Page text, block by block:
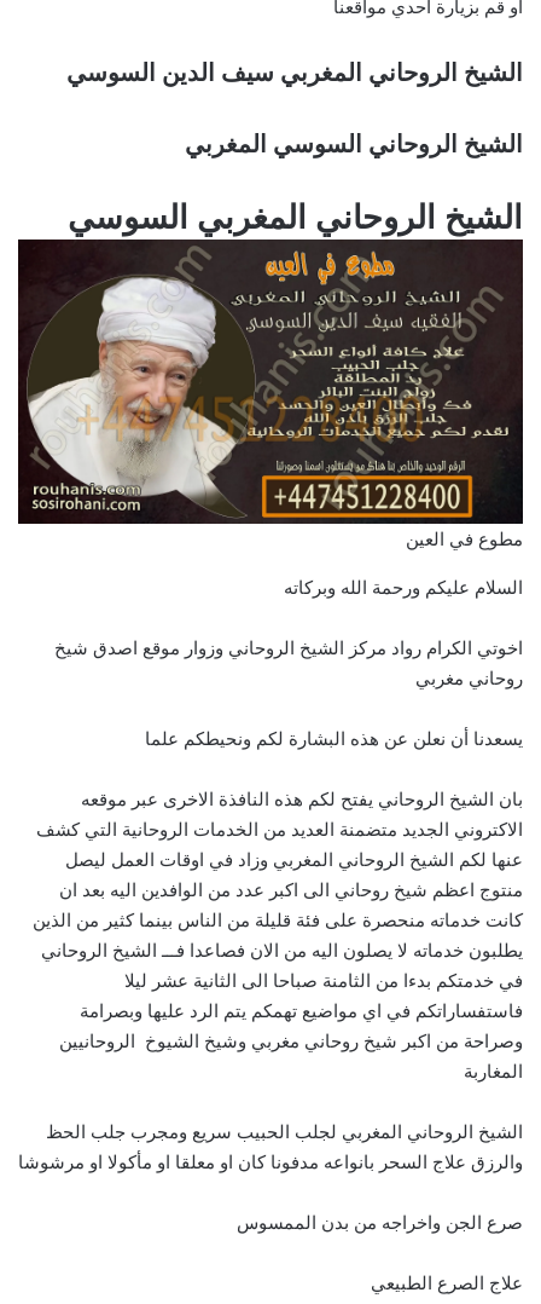
او قم بزيارة احدي مواقعنا
الشيخ الروحاني المغربي سيف الدين السوسي
الشيخ الروحاني السوسي المغربي
الشيخ الروحاني المغربي السوسي
مطوع في العين
السلام عليكم ورحمة الله وبركاته
اخوتي الكرام رواد مركز الشيخ الروحاني وزوار موقع اصدق شيخ
روحاني مغربي
يسعدنا أن نعلن عن هذه البشارة لكم ونحيطكم علما
بان الشيخ الروحاني يفتح لكم هذه النافذة الاخرى عبر موقعه
الاكتروني الجديد متضمنة العديد من الخدمات الروحانية التي كشف
عنها لكم الشيخ الروحاني المغربي وزاد في اوقات العمل ليصل
منتوج اعظم شيخ روحاني الى اكبر عدد من الوافدين اليه بعد ان
كانت خدماته منحصرة على فئة قليلة من الناس بينما كثير من الذين
يطلبون خدماته لا يصلون اليه من الان فصاعدا فـــ الشيخ الروحاني
في خدمتكم بدءا من الثامنة صباحا الى الثانية عشر ليلا
فاستفساراتكم في اي مواضيع تهمكم يتم الرد عليها وبصرامة
وصراحة من اكبر شيخ روحاني مغربي وشيخ الشيوخ الروحانيين
المغاربة
الشيخ الروحاني المغربي لجلب الحبيب سريع ومجرب جلب الحظ
والرزق علاج السحر بانواعه مدفونا كان او معلقا او مأكولا او مرشوشا
صرع الجن واخراجه من بدن الممسوس
علاج الصرع الطبيعي